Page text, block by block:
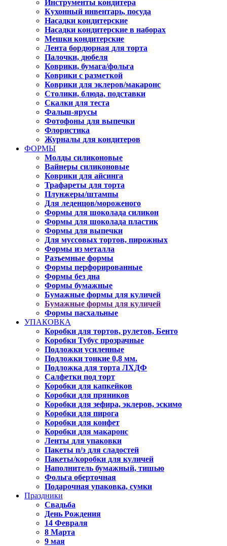
Инструменты кондитера
Кухонный инвентарь, посуда
Насадки кондитерские
Насадки кондитерские в наборах
Мешки кондитерские
Лента бордюрная для торта
Палочки, дюбеля
Коврики, бумага/фольга
Коврики с разметкой
Коврики для эклеров/макаронс
Столики, блюда, подставки
Скалки для теста
Фальш-ярусы
Фотофоны для выпечки
Флористика
Журналы для кондитеров
ФОРМЫ
Молды силиконовые
Вайнеры силиконовые
Коврики для айсинга
Трафареты для торта
Плунжеры/штампы
Для леденцов/мороженого
Формы для шоколада силикон
Формы для шоколада пластик
Формы для выпечки
Для муссовых тортов, пирожных
Формы из металла
Разъемные формы
Формы перфорированные
Формы без дна
Формы бумажные
Бумажные формы для куличей
Бумажные формы для куличей
Формы пасхальные
УПАКОВКА
Коробки для тортов, рулетов, Бенто
Коробки Тубус прозрачные
Подложки усиленные
Подложки тонкие 0,8 мм.
Подложка для торта ЛХДФ
Салфетки под торт
Коробки для капкейков
Коробки для пряников
Коробки для зефира, эклеров, эскимо
Коробки для пирога
Коробки для конфет
Коробки для макаронс
Ленты для упаковки
Пакеты п/э для сладостей
Пакеты/коробки для куличей
Наполнитель бумажный, тишью
Фольга оберточная
Подарочная упаковка, сумки
Праздники
Свадьба
День Рождения
14 Февраля
8 Марта
9 мая